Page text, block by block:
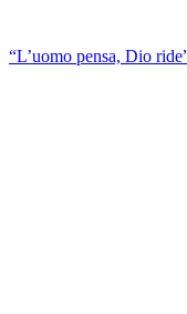
“L’uomo pensa, Dio